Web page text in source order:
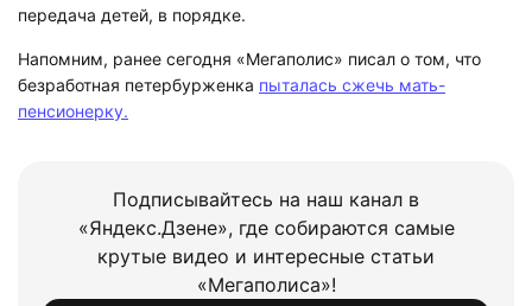
передача детей, в порядке.
Напомним, ранее сегодня «Мегаполис» писал о том, что
безработная петербурженка пыталась сжечь мать-
пенсионерку.
Подписывайтесь на наш канал в
«Яндекс.Дзене», где собираются самые
крутые видео и интересные статьи
«Мегаполиса»!